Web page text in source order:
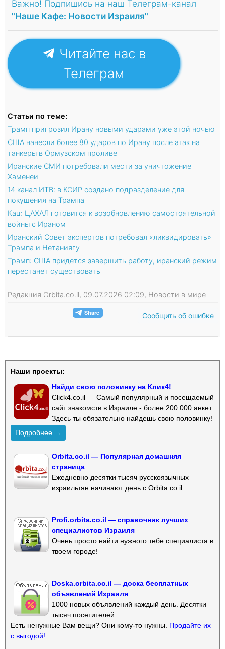
Важно! Подпишись на наш Телеграм-канал
"Наше Кафе: Новости Израиля"
Читайте нас в
Телеграм
Статьи по теме:
Трамп пригрозил Ирану новыми ударами уже этой ночью
США нанесли более 80 ударов по Ирану после атак на
танкеры в Ормузском проливе
Иранские СМИ потребовали мести за уничтожение
Хаменеи
14 канал ИТВ: в КСИР создано подразделение для
покушения на Трампа
Кац: ЦАХАЛ готовится к возобновлению самостоятельной
войны с Ираном
Иранский Совет экспертов потребовал «ликвидировать»
Трампа и Нетаниягу
Трамп: США придется завершить работу, иранский режим
перестанет существовать
Редакция Orbita.co.il, 09.07.2026 02:09, Новости в мире
Сообщить об ошибке
Наши проекты:
Найди свою половинку на Клик4!
Click4.co.il — Самый популярный и посещаемый
сайт знакомств в Израиле - более 200 000 анкет.
Здесь ты обязательно найдешь свою половинку!
Подробнее →
Orbita.co.il — Популярная домашняя
страница
Ежедневно десятки тысяч русскоязычных
израильтян начинают день с Orbita.co.il
Profi.orbita.co.il — справочник лучших
специалистов Израиля
Очень просто найти нужного тебе специалиста в
твоем городе!
Doska.orbita.co.il — доска бесплатных
объявлений Израиля
1000 новых объявлений каждый день. Десятки
тысяч посетителей.
Есть ненужные Вам вещи? Они кому-то нужны. Продайте их
с выгодой!